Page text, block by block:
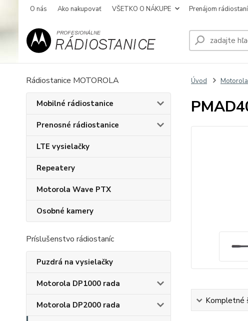
O nás Ako nakupovať VŠETKO O NÁKUPE Prenájom
Rádiostanice MOTOROLA
Mobilné rádiostanice
Prenosné rádiostanice
LTE vysielačky
Repeatery
Motorola Wave PTX
Osobné kamery
Príslušenstvo rádiostaníc
Puzdrá na vysielačky
Motorola DP1000 rada
Motorola DP2000 rada
Úvod
Kompletné